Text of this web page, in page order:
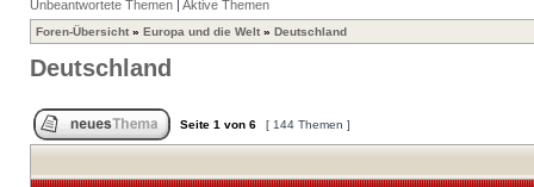
Unbeantwortete Themen | Aktive Themen
Foren-Übersicht » Europa und die Welt » Deutschland
Deutschland
Seite 1 von 6 [ 144 Themen ]